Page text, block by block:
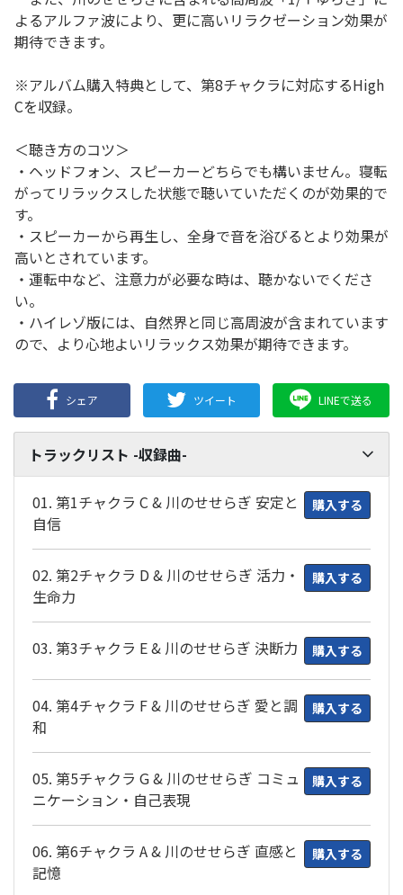
よるアルファ波により、更に高いリラクゼーション効果が
期待できます。
※アルバム購入特典として、第8チャクラに対応するHigh
Cを収録。
＜聴き方のコツ＞
・ヘッドフォン、スピーカーどちらでも構いません。寝転
がってリラックスした状態で聴いていただくのが効果的で
す。
・スピーカーから再生し、全身で音を浴びるとより効果が
高いとされています。
・運転中など、注意力が必要な時は、聴かないでくださ
い。
・ハイレゾ版には、自然界と同じ高周波が含まれています
ので、より心地よいリラックス効果が期待できます。
シェア ツイート LINEで送る
トラックリスト -収録曲-
01. 第1チャクラ C & 川のせせらぎ 安定と
自信
購入する
02. 第2チャクラ D & 川のせせらぎ 活力・
生命力
購入する
03. 第3チャクラ E & 川のせせらぎ 決断力 購入する
04. 第4チャクラ F & 川のせせらぎ 愛と調
和
購入する
05. 第5チャクラ G & 川のせせらぎ コミュ
ニケーション・自己表現
購入する
06. 第6チャクラ A & 川のせせらぎ 直感と
記憶
購入する